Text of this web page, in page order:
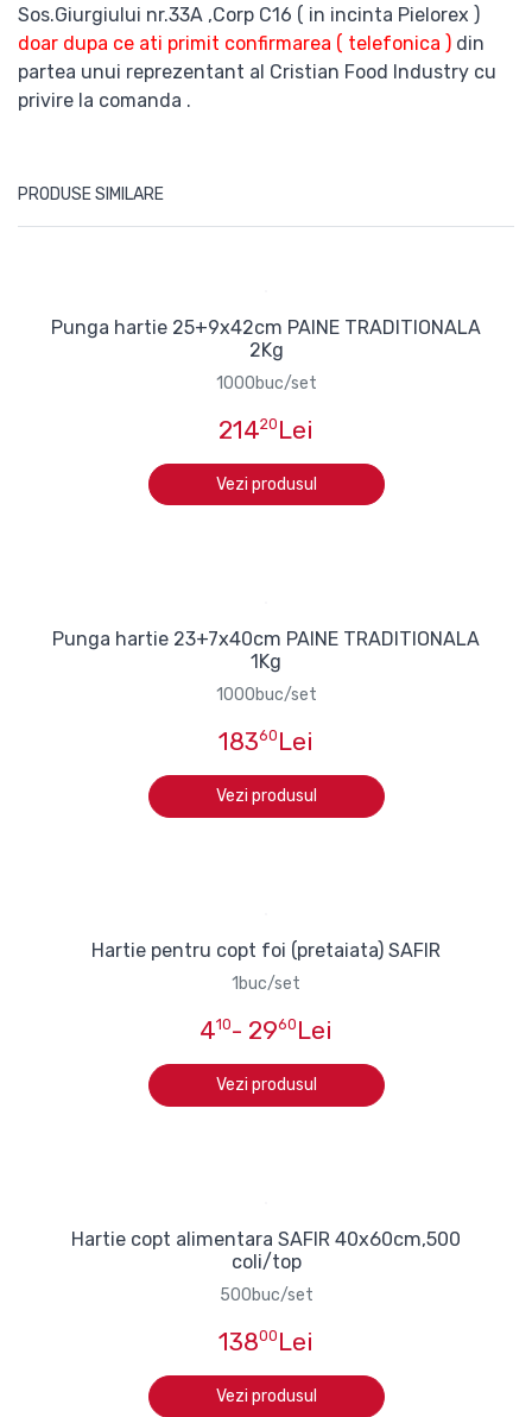
Sos.Giurgiului nr.33A ,Corp C16 ( in incinta Pielorex )
doar dupa ce ati primit confirmarea ( telefonica ) din
partea unui reprezentant al Cristian Food Industry cu
privire la comanda .
PRODUSE SIMILARE
Punga hartie 25+9x42cm PAINE TRADITIONALA
2Kg
1000buc/set
21420 Lei
Vezi produsul
Punga hartie 23+7x40cm PAINE TRADITIONALA
1Kg
1000buc/set
18360 Lei
Vezi produsul
Hartie pentru copt foi (pretaiata) SAFIR
1buc/set
410- 2960 Lei
Vezi produsul
Hartie copt alimentara SAFIR 40x60cm,500
coli/top
500buc/set
13800 Lei
Vezi produsul